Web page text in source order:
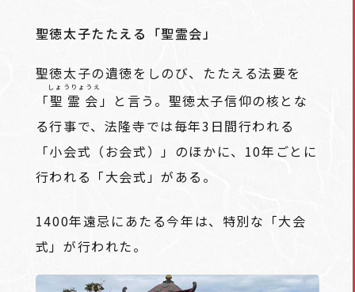
聖徳太子たたえる「聖霊会」
聖徳太子の遺徳をしのび、たたえる法要を
「聖霊会
しょうりょうえ
」と言う。聖徳太子信仰の核とな
る行事で、法隆寺では毎年3日間行われる
「小会式（お会式）」のほかに、10年ごとに
行われる「大会式」がある。
1400年遠忌にあたる今年は、特別な「大会
式」が行われた。